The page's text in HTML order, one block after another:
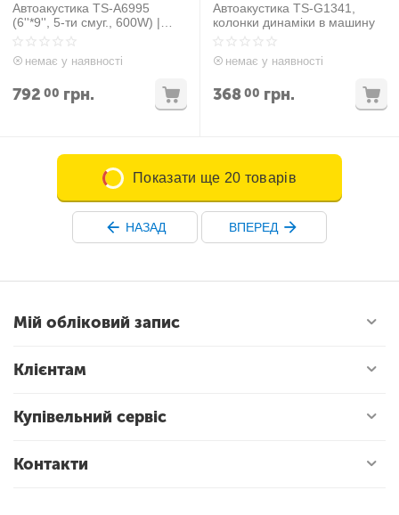
Автоакустика TS-A6995
(6''*9'', 5-ти смуг., 600W) |
автомобільна акустика
колонки
немає у наявності
792 00 грн.
Автоакустика TS-G1341,
колонки динаміки в машину
немає у наявності
36800 грн.
Показати ще 20 товарів
НАЗАД ВПЕРЕД
Мій обліковий запис
Клієнтам
Купівельний сервіс
Контакти